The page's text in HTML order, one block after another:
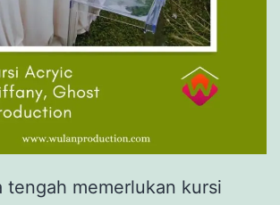
tengah memerlukan kursi